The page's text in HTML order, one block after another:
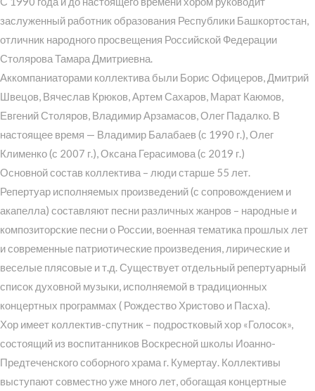
заслуженный работник образования Республики Башкортостан,
отличник народного просвещения Российской Федерации
Столярова Тамара Дмитриевна.
Аккомпаниаторами коллектива были Борис Офицеров, Дмитрий
Швецов, Вячеслав Крюков, Артем Сахаров, Марат Каюмов,
Евгений Столяров, Владимир Арзамасов, Олег Падалко. В
настоящее время — Владимир Балабаев (с 1990 г.), Олег
Клименко (с 2007 г.), Оксана Герасимова (с 2019 г.)
Основной состав коллектива – люди старше 55 лет.
Репертуар исполняемых произведений (с сопровождением и
акапелла) составляют песни различных жанров – народные и
композиторские песни о России, военная тематика прошлых лет
и современные патриотические произведения, лирические и
веселые плясовые и т.д. Существует отдельный репертуарный
список духовной музыки, исполняемой в традиционных
концертных программах ( Рождество Христово и Пасха).
Хор имеет коллектив-спутник – подростковый хор «Голосок»,
состоящий из воспитанников Воскресной школы Иоанно-
Предтеченского соборного храма г. Кумертау. Коллективы
выступают совместно уже много лет, обогащая концертные